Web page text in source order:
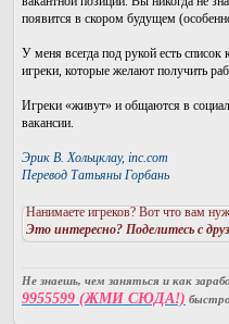
появится в скором будущем
У меня всегда под рукой есть
игреки, которые желают получить
Игреки «живут» и общаются в
вакансии.
Эрик В. Хольцклау, inc.com
Перевод Татьяны Горбань
Нанимаете игреков? Вот что вам
Это интересно? Поделитесь с
Не знаешь, чем заняться и как
9955599 (ЖМИ СЮДА!)